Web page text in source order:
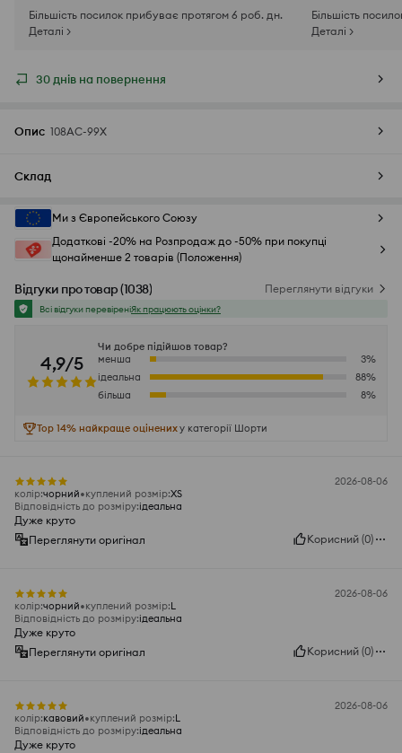
Більшість посилок прибуває протягом 6 роб. дн.
Деталі >
Більшість
Деталі >
30 днів на повернення
Опис 108AC-99X
Склад
Ми з Європейського Союзу
Додаткові -20% на Розпродаж до -50% при покупці
щонайменше 2 товарів (Положення)
Відгуки про товар(1038) Переглянути відгуки
Всі відгуки перевіреніЯк працюють оцінки?
4,9/5
Чи добре підійшов товар?
менша
3%
ідеальна
88%
більша
8%
Top 14% найкраще оцінениху категорії Шорти
2026-08-06
колір:чорний куплений розмір:XS
Відповідність до розміру:ідеальна
Дуже круто
Переглянути оригінал
Корисний (0)
2026-08-06
колір:чорний куплений розмір:L
Відповідність до розміру:ідеальна
Дуже круто
Переглянути оригінал
Корисний (0)
2026-08-06
колір:кавовий куплений розмір:L
Відповідність до розміру:ідеальна
Дуже круто